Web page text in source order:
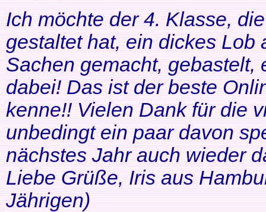
Ich möchte der 4. Klasse,
gestaltet hat, ein dickes Lob
Sachen gemacht, gebastelt,
dabei! Das ist der beste
kenne!! Vielen Dank für die
unbedingt ein paar davon
nächstes Jahr auch wieder
Liebe Grüße, Iris aus
Jährigen)